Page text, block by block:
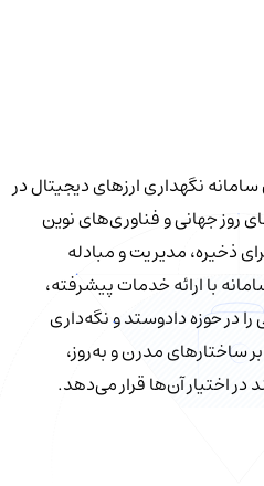
نگهداری ارزهای دیجیتال در
روز جهانی و فناوری‌های نوین
ذخیره، مدیریت و مبادله
با ارائه خدمات پیشرفته،
در حوزه دادوستد و نگه‌داری
ساختارهای مدرن و به‌روز،
اختیار آن‌ها قرار می‌دهد.